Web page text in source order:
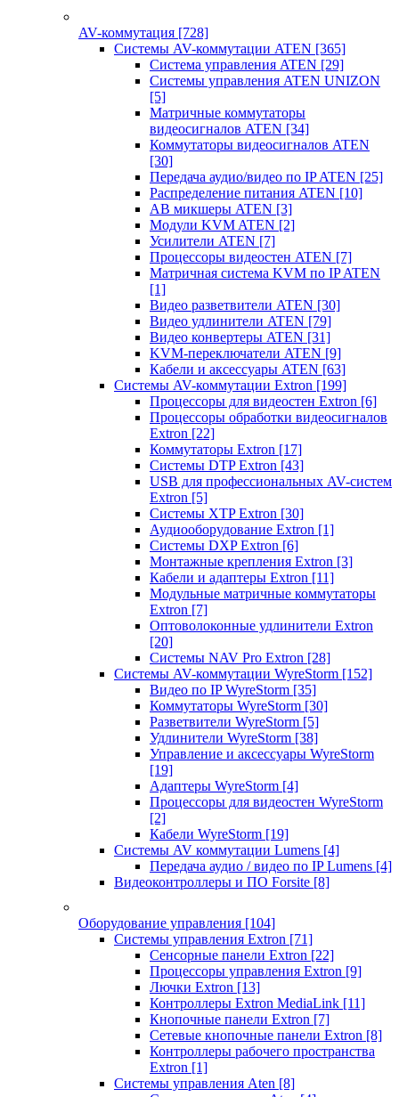
AV-коммутация [728]
Системы AV-коммутации ATEN [365]
Система управления ATEN [29]
Системы управления ATEN UNIZON
[5]
Матричные коммутаторы
видеосигналов ATEN [34]
Коммутаторы видеосигналов ATEN
[30]
Передача аудио/видео по IP ATEN [25]
Распределение питания ATEN [10]
АВ микшеры ATEN [3]
Модули KVM ATEN [2]
Усилители ATEN [7]
Процессоры видеостен ATEN [7]
Матричная система KVM по IP ATEN
[1]
Видео разветвители ATEN [30]
Видео удлинители ATEN [79]
Видео конвертеры ATEN [31]
KVM-переключатели ATEN [9]
Кабели и аксессуары ATEN [63]
Системы AV-коммутации Extron [199]
Процессоры для видеостен Extron [6]
Процессоры обработки видеосигналов
Extron [22]
Коммутаторы Extron [17]
Системы DTP Extron [43]
USB для профессиональных AV-систем
Extron [5]
Системы XTP Extron [30]
Аудиооборудование Extron [1]
Системы DXP Extron [6]
Монтажные крепления Extron [3]
Кабели и адаптеры Extron [11]
Модульные матричные коммутаторы
Extron [7]
Оптоволоконные удлинители Extron
[20]
Системы NAV Pro Extron [28]
Системы AV-коммутации WyreStorm [152]
Видео по IP WyreStorm [35]
Коммутаторы WyreStorm [30]
Разветвители WyreStorm [5]
Удлинители WyreStorm [38]
Управление и аксессуары WyreStorm
[19]
Адаптеры WyreStorm [4]
Процессоры для видеостен WyreStorm
[2]
Кабели WyreStorm [19]
Системы AV коммутации Lumens [4]
Передача аудио / видео по IP Lumens [4]
Видеоконтроллеры и ПО Forsite [8]
Оборудование управления [104]
Системы управления Extron [71]
Сенсорные панели Extron [22]
Процессоры управления Extron [9]
Лючки Extron [13]
Контроллеры Extron MediaLink [11]
Кнопочные панели Extron [7]
Сетевые кнопочные панели Extron [8]
Контроллеры рабочего пространства
Extron [1]
Системы управления Aten [8]